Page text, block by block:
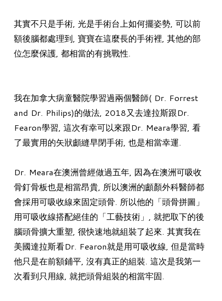
其實不只是手術, 光是手術台上如何擺姿勢, 可以前
額後腦都處理到, 寶寶在這麼長的手術裡, 其他的部
位怎麼保護, 都相當的有挑戰性.
我在加拿大病童醫院學習過兩個醫師( Dr. Forrest
and Dr. Philips)的做法, 2018又去達拉斯跟Dr.
Fearon學習, 這次有幸可以來跟Dr. Meara學習, 看
了最實用的矢狀顱縫早閉手術, 也是相當幸運.
Dr. Meara在澳洲曾經做過五年, 因為在澳洲可吸收
骨釘骨板也是相當昂貴, 所以澳洲的顱顏外科醫師都
會採用可吸收線來固定頭骨. 所以他的「頭骨拼圖」
用可吸收線搭配絕佳的「工藝技術」, 就把取下的後
腦頭骨擴大重塑, 很快速地就組裝了起來. 其實我在
美國達拉斯看Dr. Fearon就是用可吸收線, 但是當時
他只是在前額鋪平, 沒有真正的組裝. 這次是我第一
次看到只用線, 就把頭骨組裝的相當牢固.